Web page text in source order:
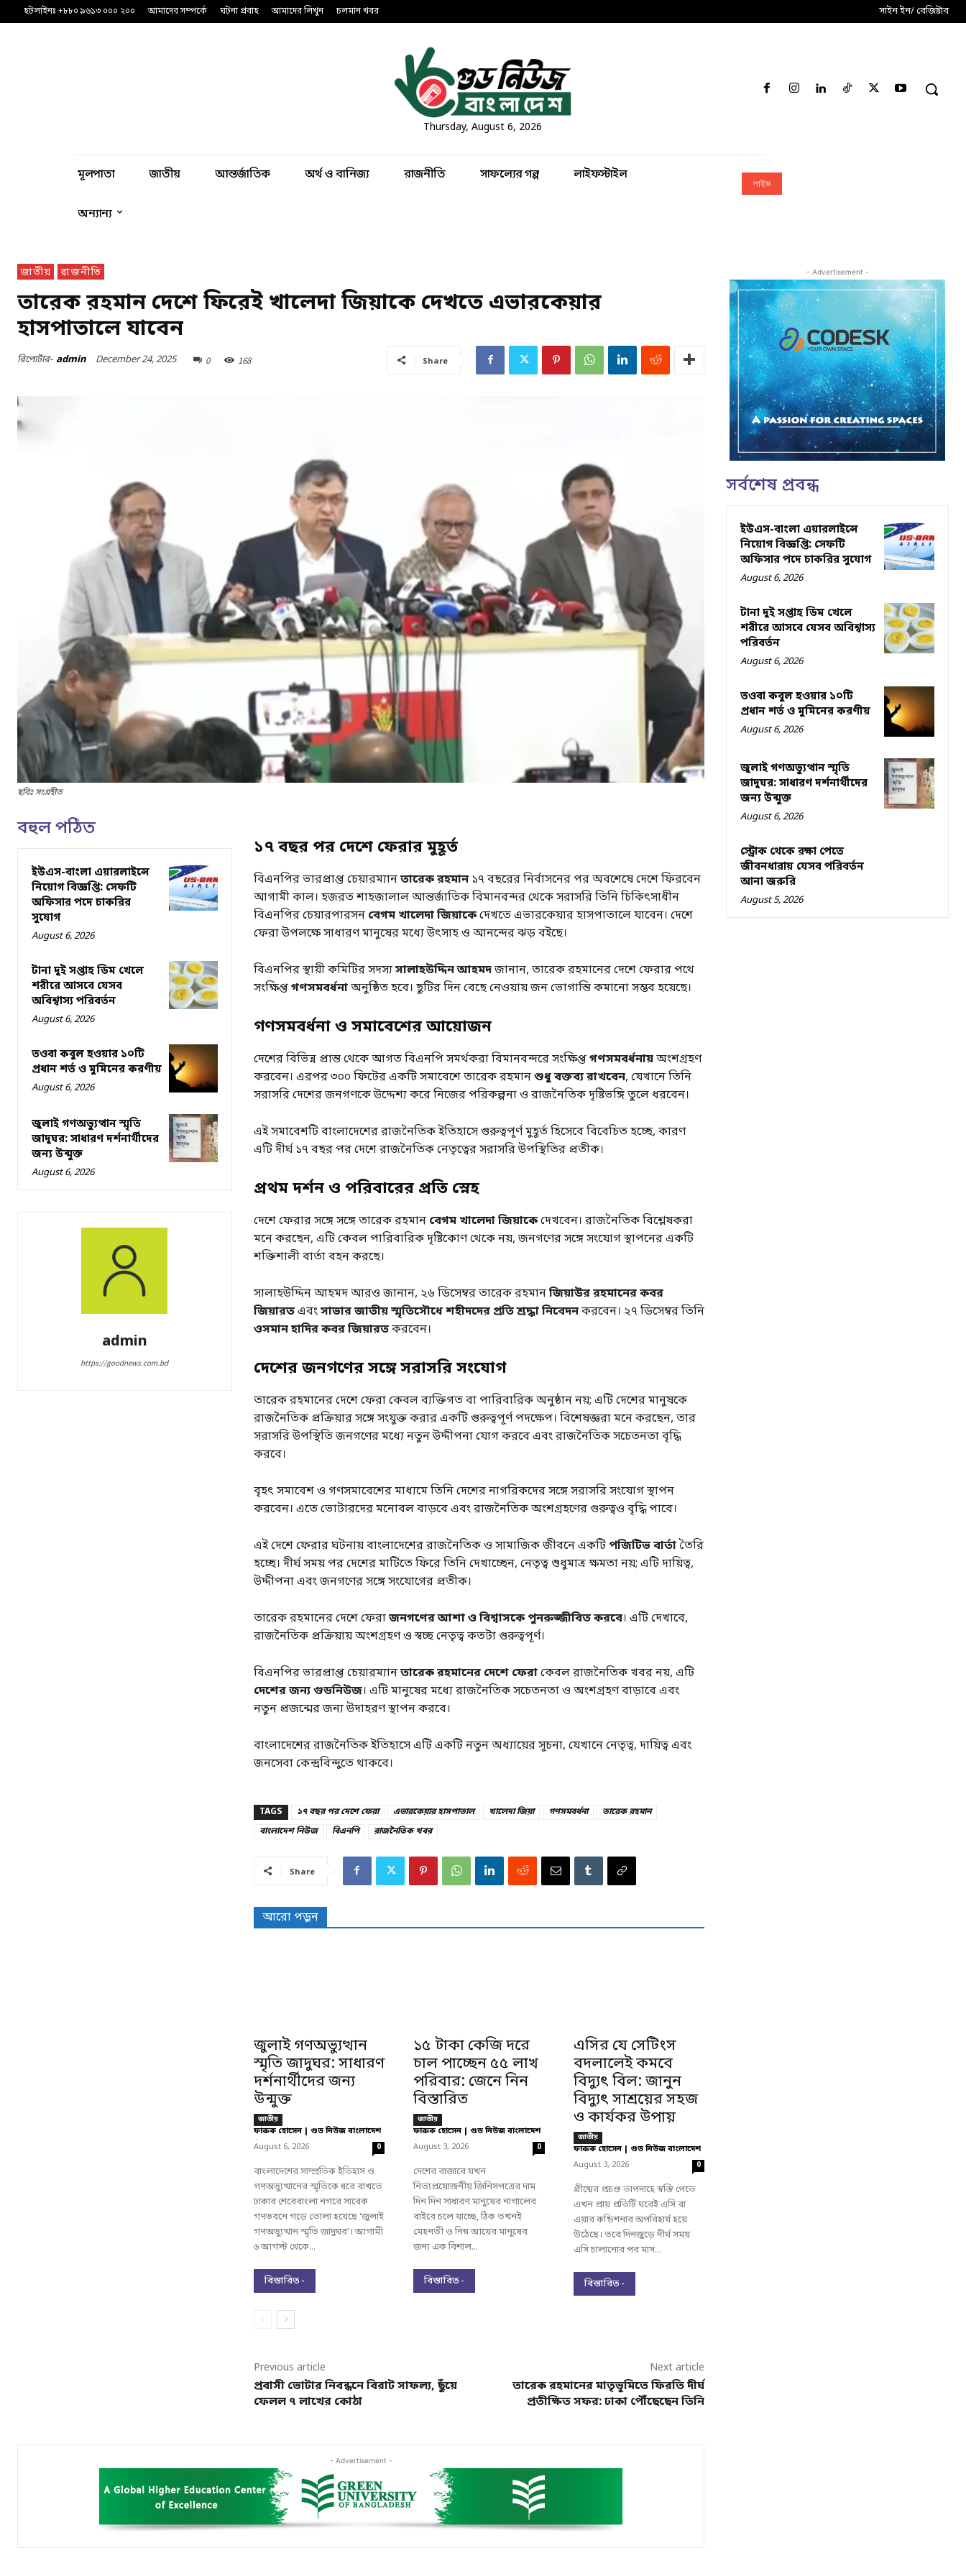
হটলাইনঃ +৮৮০ ৯৬১৩ ০০০ ২০০ আমাদের সম্পর্কে ঘটনা প্রবাহ আমাদের লিখুন চলমান খবর সাইন ইন/ রেজিষ্টার
Thursday, August 6, 2026
মূলপাতা জাতীয় আন্তর্জাতিক অর্থ ও বানিজ্য রাজনীতি সাফল্যের গল্প লাইফস্টাইল
অন্যান্য
লাইভ
জাতীয় রাজনীতি
তারেক রহমান দেশে ফিরেই খালেদা জিয়াকে দেখতে এভারকেয়ার
হাসপাতালে যাবেন
রিপোর্টার- admin December 24, 2025 0 168 Share
ছবিঃ সংগ্রহীত
বহুল পঠিত
ইউএস-বাংলা এয়ারলাইন্সে
নিয়োগ বিজ্ঞপ্তি: সেফটি
অফিসার পদে চাকরির
সুযোগ
August 6, 2026
টানা দুই সপ্তাহ ডিম খেলে
শরীরে আসবে যেসব
অবিশ্বাস্য পরিবর্তন
August 6, 2026
তওবা কবুল হওয়ার ১০টি
প্রধান শর্ত ও মুমিনের করণীয়
August 6, 2026
জুলাই গণঅভ্যুত্থান স্মৃতি
জাদুঘর: সাধারণ দর্শনার্থীদের
জন্য উন্মুক্ত
August 6, 2026
admin
https://goodnews.com.bd
১৭ বছর পর দেশে ফেরার মুহূর্ত
বিএনপির ভারপ্রাপ্ত চেয়ারম্যানতারেক রহমান১৭ বছরের নির্বাসনের পর অবশেষে দেশে ফিরবেন
আগামী কাল। হজরত শাহজালাল আন্তর্জাতিক বিমানবন্দর থেকে সরাসরি তিনি চিকিৎসাধীন
বিএনপির চেয়ারপারসন বেগম খালেদা জিয়াকেদেখতে এভারকেয়ার হাসপাতালে যাবেন। দেশে
ফেরা উপলক্ষে সাধারণ মানুষের মধ্যে উৎসাহ ও আনন্দের ঝড় বইছে।
বিএনপির স্থায়ী কমিটির সদস্যসালাহউদ্দিন আহমদজানান, তারেক রহমানের দেশে ফেরার পথে
সংক্ষিপ্তগণসমবর্ধনাঅনুষ্ঠিত হবে। ছুটির দিন বেছে নেওয়ায় জন ভোগান্তি কমানো সম্ভব হয়েছে।
গণসমবর্ধনা ও সমাবেশের আয়োজন
দেশের বিভিন্ন প্রান্ত থেকে আগত বিএনপি সমর্থকরা বিমানবন্দরে সংক্ষিপ্তগণসমবর্ধনায়অংশগ্রহণ
করবেন। এরপর ৩০০ ফিটের একটি সমাবেশে তারেক রহমানশুধু বক্তব্য রাখবেন, যেখানে তিনি
সরাসরি দেশের জনগণকে উদ্দেশ্য করে নিজের পরিকল্পনা ও রাজনৈতিক দৃষ্টিভঙ্গি তুলে ধরবেন।
এই সমাবেশটি বাংলাদেশের রাজনৈতিক ইতিহাসে গুরুত্বপূর্ণ মুহূর্ত হিসেবে বিবেচিত হচ্ছে, কারণ
এটি দীর্ঘ ১৭ বছর পর দেশে রাজনৈতিক নেতৃত্বের সরাসরি উপস্থিতির প্রতীক।
প্রথম দর্শন ও পরিবারের প্রতি স্নেহ
দেশে ফেরার সঙ্গে সঙ্গে তারেক রহমান বেগম খালেদা জিয়াকেদেখবেন। রাজনৈতিক বিশ্লেষকরা
মনে করছেন, এটি কেবল পারিবারিক দৃষ্টিকোণ থেকে নয়, জনগণের সঙ্গে সংযোগ স্থাপনের একটি
শক্তিশালী বার্তা বহন করছে।
সালাহউদ্দিন আহমদ আরও জানান, ২৬ ডিসেম্বর তারেক রহমানজিয়াউর রহমানের কবর
জিয়ারতএবংসাভার জাতীয় স্মৃতিসৌধে শহীদদের প্রতি শ্রদ্ধা নিবেদনকরবেন। ২৭ ডিসেম্বর তিনি
ওসমান হাদির কবর জিয়ারতকরবেন।
দেশের জনগণের সঙ্গে সরাসরি সংযোগ
তারেক রহমানের দেশে ফেরা কেবল ব্যক্তিগত বা পারিবারিক অনুষ্ঠান নয়; এটি দেশের মানুষকে
রাজনৈতিক প্রক্রিয়ার সঙ্গে সংযুক্ত করার একটি গুরুত্বপূর্ণ পদক্ষেপ। বিশেষজ্ঞরা মনে করছেন, তার
সরাসরি উপস্থিতি জনগণের মধ্যে নতুন উদ্দীপনা যোগ করবে এবং রাজনৈতিক সচেতনতা বৃদ্ধি
করবে।
বৃহৎ সমাবেশ ও গণসমাবেশের মাধ্যমে তিনি দেশের নাগরিকদের সঙ্গে সরাসরি সংযোগ স্থাপন
করবেন। এতে ভোটারদের মনোবল বাড়বে এবং রাজনৈতিক অংশগ্রহণের গুরুত্বও বৃদ্ধি পাবে।
এই দেশে ফেরার ঘটনায় বাংলাদেশের রাজনৈতিক ও সামাজিক জীবনে একটিপজিটিভ বার্তাতৈরি
হচ্ছে। দীর্ঘ সময় পর দেশের মাটিতে ফিরে তিনি দেখাচ্ছেন, নেতৃত্ব শুধুমাত্র ক্ষমতা নয়; এটি দায়িত্ব,
উদ্দীপনা এবং জনগণের সঙ্গে সংযোগের প্রতীক।
তারেক রহমানের দেশে ফেরাজনগণের আশা ও বিশ্বাসকে পুনরুজ্জীবিত করবে। এটি দেখাবে,
রাজনৈতিক প্রক্রিয়ায় অংশগ্রহণ ও স্বচ্ছ নেতৃত্ব কতটা গুরুত্বপূর্ণ।
বিএনপির ভারপ্রাপ্ত চেয়ারম্যানতারেক রহমানের দেশে ফেরাকেবল রাজনৈতিক খবর নয়, এটি
দেশের জন্য গুডনিউজ। এটি মানুষের মধ্যে রাজনৈতিক সচেতনতা ও অংশগ্রহণ বাড়াবে এবং
নতুন প্রজন্মের জন্য উদাহরণ স্থাপন করবে।
বাংলাদেশের রাজনৈতিক ইতিহাসে এটি একটি নতুন অধ্যায়ের সূচনা, যেখানে নেতৃত্ব, দায়িত্ব এবং
জনসেবা কেন্দ্রবিন্দুতে থাকবে।
TAGS ১৭ বছর পর দেশে ফেরা এভারকেয়ার হাসপাতাল খালেদা জিয়া গণসমবর্ধনা
তারেক রহমান
বাংলাদেশ নিউজ
বিএনপি রাজনৈতিক খবর
Share
আরো পড়ুন
জুলাই গণঅভ্যুত্থান
স্মৃতি জাদুঘর: সাধারণ
দর্শনার্থীদের জন্য
উন্মুক্ত
জাতীয়
ফারুক হোসেন | গুড নিউজ বাংলাদেশ
-
August 6, 2026 0
বাংলাদেশের সাম্প্রতিক ইতিহাস ও
গণঅভ্যুত্থানের স্মৃতিকে ধরে রাখতে
ঢাকার শেরেবাংলা নগরে সাবেক
গণভবনে গড়ে তোলা হয়েছে ‘জুলাই
গণঅভ্যুত্থান স্মৃতি জাদুঘর’। আগামী
৬ আগস্ট থেকে...
বিস্তারিত -
১৫ টাকা কেজি দরে
চাল পাচ্ছেন ৫৫ লাখ
পরিবার: জেনে নিন
বিস্তারিত
জাতীয়
ফারুক হোসেন | গুড নিউজ বাংলাদেশ
-
August 3, 2026 0
দেশের বাজারে যখন
নিত্যপ্রয়োজনীয় জিনিসপত্রের দাম
দিন দিন সাধারণ মানুষের নাগালের
বাইরে চলে যাচ্ছে, ঠিক তখনই
মেহনতী ও নিম্ন আয়ের মানুষের
জন্য এক বিশাল...
বিস্তারিত -
এসির যে সেটিংস
বদলালেই কমবে
বিদ্যুৎ বিল: জানুন
বিদ্যুৎ সাশ্রয়ের সহজ
ও কার্যকর উপায়
জাতীয়
ফারুক হোসেন | গুড নিউজ বাংলাদেশ
-
August 3, 2026 0
গ্রীষ্মের প্রচণ্ড তাপদাহে স্বস্তি পেতে
এখন প্রায় প্রতিটি ঘরেই এসি বা
এয়ার কন্ডিশনার অপরিহার্য হয়ে
উঠেছে। তবে দিনজুড়ে দীর্ঘ সময়
এসি চালানোর পর মাস...
বিস্তারিত -
Previous article
প্রবাসী ভোটার নিবন্ধনে বিরাট সাফল্য, ছুঁয়ে
ফেলল ৭ লাখের কোঠা
Next article
তারেক রহমানের মাতৃভূমিতে ফিরতি দীর্ঘ
প্রতীক্ষিত সফর: ঢাকা পৌঁছেছেন তিনি
- Advertisement -
- Advertisement -
সর্বশেষ প্রবন্ধ
ইউএস-বাংলা এয়ারলাইন্সে
নিয়োগ বিজ্ঞপ্তি: সেফটি
অফিসার পদে চাকরির সুযোগ
August 6, 2026
টানা দুই সপ্তাহ ডিম খেলে
শরীরে আসবে যেসব অবিশ্বাস্য
পরিবর্তন
August 6, 2026
তওবা কবুল হওয়ার ১০টি
প্রধান শর্ত ও মুমিনের করণীয়
August 6, 2026
জুলাই গণঅভ্যুত্থান স্মৃতি
জাদুঘর: সাধারণ দর্শনার্থীদের
জন্য উন্মুক্ত
August 6, 2026
স্ট্রোক থেকে রক্ষা পেতে
জীবনধারায় যেসব পরিবর্তন
আনা জরুরি
August 5, 2026